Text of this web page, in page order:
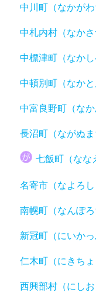
中川町（なかがわ
中札内村（なかさ
中標津町（なかし
中頓別町（なかと
中富良野町（なか
長沼町（ながぬま
七飯町（なな
名寄市（なよろし
南幌町（なんぽろ
新冠町（にいかっ
仁木町（にきちょ
西興部村（にしお